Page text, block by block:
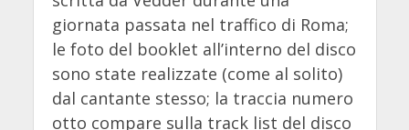
giornata passata nel traffico di Roma;
le foto del booklet all’interno del disco
sono state realizzate (come al solito)
dal cantante stesso; la traccia numero
otto compare sulla track list del disco